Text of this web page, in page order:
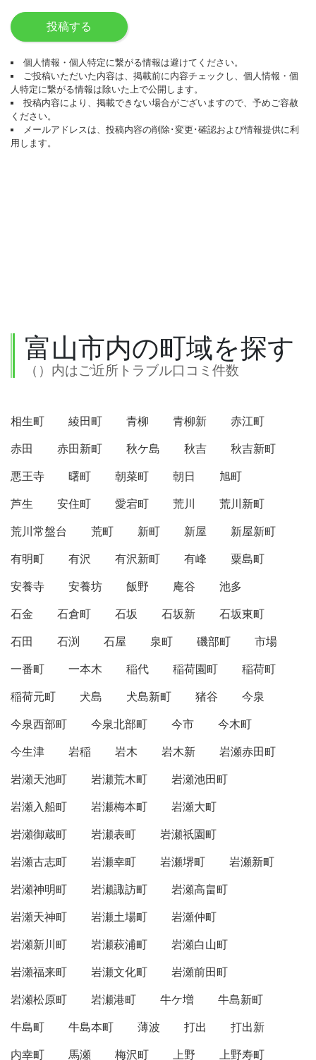
投稿する
個人情報・個人特定に繋がる情報は避けてください。
ご投稿いただいた内容は、掲載前に内容チェックし、個人情報・個
人特定に繋がる情報は除いた上で公開します。
投稿内容により、掲載できない場合がございますので、予めご容赦
ください。
メールアドレスは、投稿内容の削除･変更･確認および情報提供に利
用します。
富山市内の町域を探す
（）内はご近所トラブル口コミ件数
相生町 綾田町 青柳 青柳新
赤江町
赤田
赤田新町 秋ケ島 秋吉
秋吉新町
悪王寺
曙町 朝菜町 朝日
旭町
芦生
安住町 愛宕町 荒川
荒川新町
荒川常盤台
荒町 新町 新屋
新屋新町
有明町
有沢 有沢新町 有峰
粟島町
安養寺
安養坊 飯野 庵谷
池多
石金
石倉町 石坂 石坂新
石坂東町
石田
石渕 石屋 泉町 磯部町
市場
一番町
一本木 稲代 稲荷園町
稲荷町
稲荷元町
犬島 犬島新町 猪谷
今泉
今泉西部町
今泉北部町 今市
今木町
今生津
岩稲 岩木 岩木新
岩瀬赤田町
岩瀬天池町
岩瀬荒木町
岩瀬池田町
岩瀬入船町
岩瀬梅本町
岩瀬大町
岩瀬御蔵町
岩瀬表町
岩瀬祇園町
岩瀬古志町
岩瀬幸町 岩瀬堺町
岩瀬新町
岩瀬神明町
岩瀬諏訪町
岩瀬高畠町
岩瀬天神町
岩瀬土場町
岩瀬仲町
岩瀬新川町
岩瀬萩浦町
岩瀬白山町
岩瀬福来町
岩瀬文化町
岩瀬前田町
岩瀬松原町
岩瀬港町 牛ケ増
牛島新町
牛島町
牛島本町 薄波 打出
打出新
内幸町
馬瀬 梅沢町 上野
上野寿町